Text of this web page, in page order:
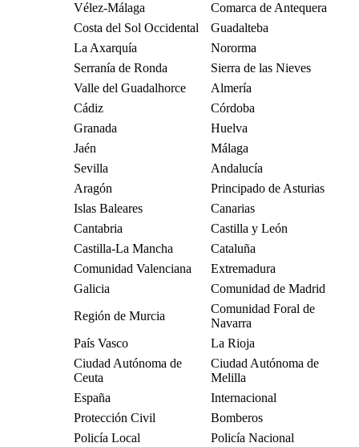
Vélez-Málaga
Comarca de Antequera
Costa del Sol Occidental
Guadalteba
La Axarquía
Nororma
Serranía de Ronda
Sierra de las Nieves
Valle del Guadalhorce
Almería
Cádiz
Córdoba
Granada
Huelva
Jaén
Málaga
Sevilla
Andalucía
Aragón
Principado de Asturias
Islas Baleares
Canarias
Cantabria
Castilla y León
Castilla-La Mancha
Cataluña
Comunidad Valenciana
Extremadura
Galicia
Comunidad de Madrid
Región de Murcia
Comunidad Foral de
Navarra
País Vasco
La Rioja
Ciudad Autónoma de
Ceuta
Ciudad Autónoma de
Melilla
España
Internacional
Protección Civil
Bomberos
Policía Local
Policía Nacional